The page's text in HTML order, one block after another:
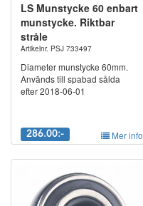
LS Munstycke 60 enbart
munstycke. Riktbar
stråle
Artikelnr. PSJ 733497
Diameter munstycke 60mm.
Används till spabad sålda
efter 2018-06-01
286.00:- Mer info